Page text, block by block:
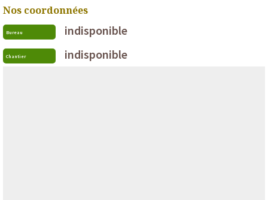
Nos coordonnées
Bureau indisponible
Chantier indisponible